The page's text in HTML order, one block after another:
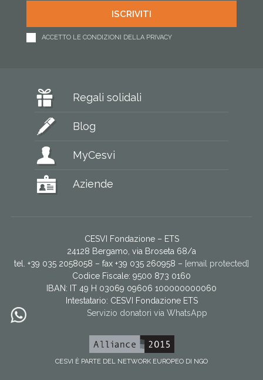
ACCETTO LE CONDIZIONI DELLA PRIVACY
Regali solidali
Blog
MyCesvi
Aziende
CESVI Fondazione – ETS
24128 Bergamo, via Broseta 68/a
tel. +39 035 2058058 – fax +39 035 260958 – [email protected]
Codice Fiscale: 9500 873 0160
IBAN: IT 49 H 03069 09606 100000000060
Intestatario: CESVI Fondazione ETS
Servizio donatori via WhatsApp
CESVI È PARTE DEL NETWORK EUROPEO DI NGO